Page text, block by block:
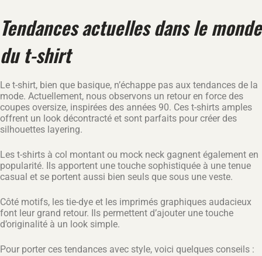
Tendances actuelles dans le monde
du t-shirt
Le t-shirt, bien que basique, n’échappe pas aux tendances de la
mode. Actuellement, nous observons un retour en force des
coupes oversize, inspirées des années 90. Ces t-shirts amples
offrent un look décontracté et sont parfaits pour créer des
silhouettes layering.
Les t-shirts à col montant ou mock neck gagnent également en
popularité. Ils apportent une touche sophistiquée à une tenue
casual et se portent aussi bien seuls que sous une veste.
Côté motifs, les tie-dye et les imprimés graphiques audacieux
font leur grand retour. Ils permettent d’ajouter une touche
d’originalité à un look simple.
Pour porter ces tendances avec style, voici quelques conseils :